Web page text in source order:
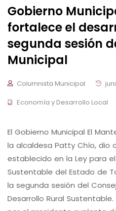
Gobierno
fortalece el
segunda sesión
Municipal
Columnista Municipal
Economía y Desarrollo Local
El Gobierno Municipal El
la alcaldesa Patty Chío, dio
establecido en la Ley para el
Sustentable del Estado de
la segunda sesión del
Desarrollo Rural